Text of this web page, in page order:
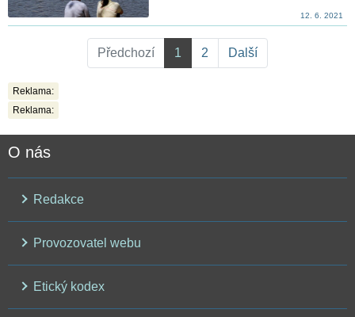
12. 6. 2021
Předchozí 1 2 Další
Reklama:
Reklama:
O nás
Redakce
Provozovatel webu
Etický kodex